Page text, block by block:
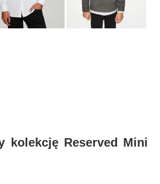
kolekcję Reserved Mini